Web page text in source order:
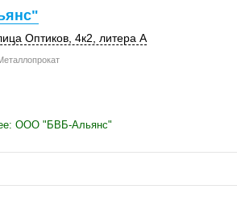
Оптиков 4к2 литера А
ООО "БВБ-Альянс"